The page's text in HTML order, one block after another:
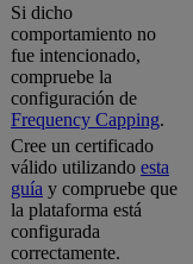
Si dicho
comportamiento no
fue intencionado,
compruebe la
configuración de
Frequency Capping.
Cree un certificado
válido utilizando esta
guía y compruebe que
la plataforma está
configurada
correctamente.